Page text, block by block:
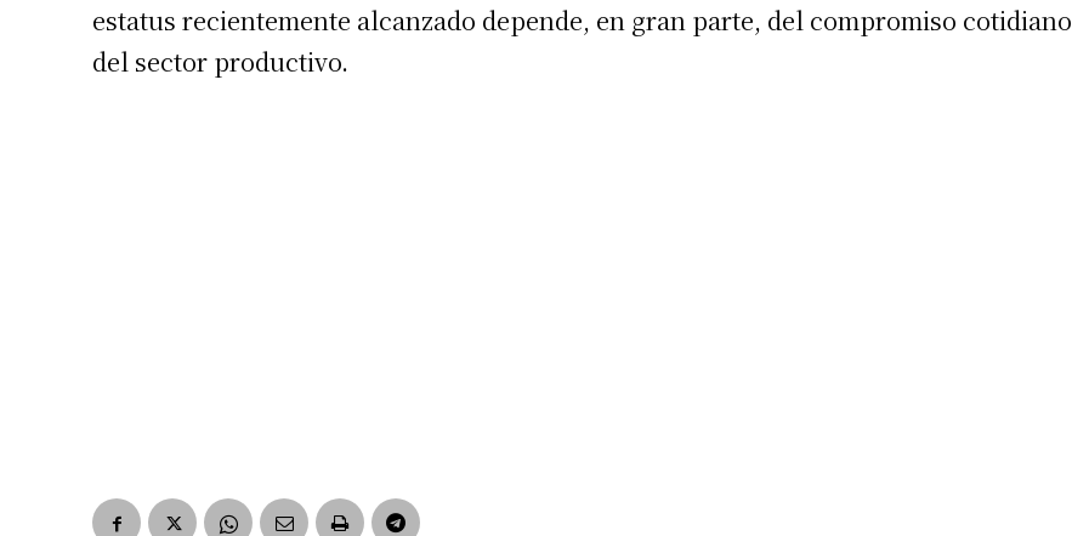
estatus recientemente alcanzado depende, en gran parte, del compromiso cotidiano
del sector productivo.